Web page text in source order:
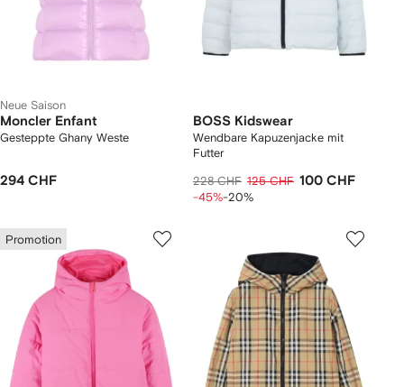
Neue Saison
Moncler Enfant
Gesteppte Ghany Weste
294 CHF
BOSS Kidswear
Wendbare Kapuzenjacke mit
Futter
228 CHF 125 CHF 100 CHF
-45%-20%
Promotion